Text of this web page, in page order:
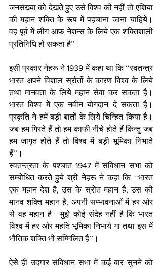
जनसंख्या को देखते हुए उसे विश्व की नहीं तो एशिया
की महान शक्ति के रूप में पहचाना जाना चाहिये।
वह पूर्व में लीग आफ नेशन्स के लिये एक शक्तिशाली
प्रतिनिधि हो सकता है’’।
इसी प्रकार नेहरू ने 1939 में कहा था कि ‘‘स्वतन्त्र
भारत अपने विशाल स्रोतों के कारण विश्व के लिये
तथा मानवता के लिये महान सेवा कर सकता है।
भारत विश्व में एक नवीन योगदान दे सकता है।
प्रकृति ने हमें बड़ी बातों के लिये चिन्हित किया है।
जब हम गिरते हैं तो हम काफी नीचे होते हैं किन्तु जब
हम जागृत होते हैं तो विश्व में बड़ी भूमिका निभाते
हैं’’।
स्वतन्त्रता के पश्चात 1947 में संविधान सभा को
सम्बोधित करते हुये श्री नेहरू ने कहा कि ‘‘भारत
एक महान देश है, उस के स्रोत महान हैं, उस की
मानव शक्ति महान है, अपनी सम्भावनाओं में हर ओर
से वह महान है। मुझे कोई संदेह नहीं है कि भारत
विश्व में हर ओर महति भूमिका निभाये गा तथा इस में
भौतिक शक्ति भी सम्मिलित है’’।
ऐसे ही उदगार संविधान सभा में कई बार सुनने को